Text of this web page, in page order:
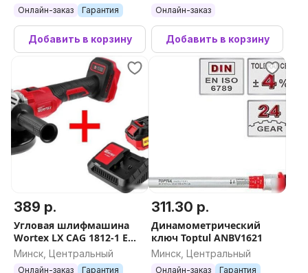
Онлайн-заказ Гарантия
Добавить в корзину
Онлайн-заказ
Добавить в корзину
389 р.
Угловая шлифмашина
Wortex LX CAG 1812-1 E
0329192 (с 1-им АКБ)
Минск, Центральный
Онлайн-заказ Гарантия
311.30 р.
Динамометрический
ключ Toptul ANBV1621
Минск, Центральный
Онлайн-заказ Гарантия